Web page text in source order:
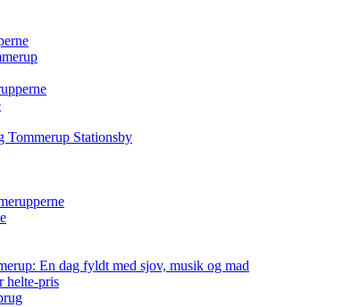
Tommerup Stationsby
En dag fyldt med sjov, musik og mad
helte-pris